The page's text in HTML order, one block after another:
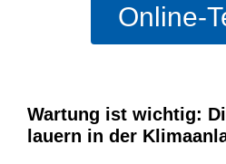
Online-
Wartung ist wichtig:
lauern in der